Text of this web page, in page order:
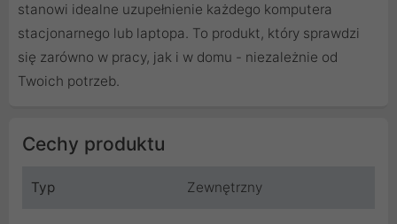
stanowi idealne uzupełnienie każdego komputera
stacjonarnego lub laptopa. To produkt, który sprawdzi
się zarówno w pracy, jak i w domu - niezależnie od
Twoich potrzeb.
Cechy produktu
Typ Zewnętrzny